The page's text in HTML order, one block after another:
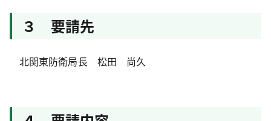
３ 要請先
北関東防衛局長 松田 尚久